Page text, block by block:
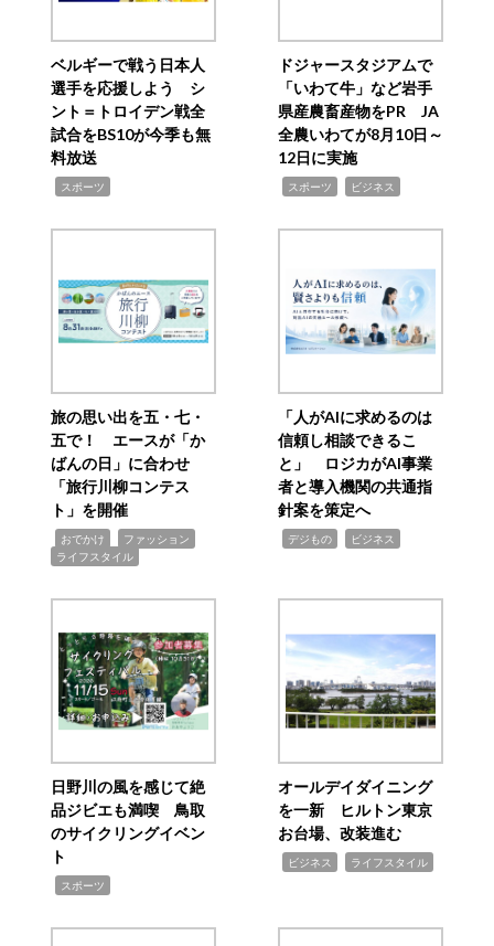
ベルギーで戦う日本人
選手を応援しよう シ
ント＝トロイデン戦全
試合をBS10が今季も無
料放送
スポーツ
ドジャースタジアムで
「いわて牛」など岩手
県産農畜産物をPR JA
全農いわてが8月10日～
12日に実施
スポーツ ビジネス
旅の思い出を五・七・
五で！ エースが「か
ばんの日」に合わせ
「旅行川柳コンテス
ト」を開催
おでかけ ファッション
ライフスタイル
「人がAIに求めるのは
信頼し相談できるこ
と」 ロジカがAI事業
者と導入機関の共通指
針案を策定へ
デジもの ビジネス
日野川の風を感じて絶
品ジビエも満喫 鳥取
のサイクリングイベン
ト
スポーツ
オールデイダイニング
を一新 ヒルトン東京
お台場、改装進む
ビジネス ライフスタイル